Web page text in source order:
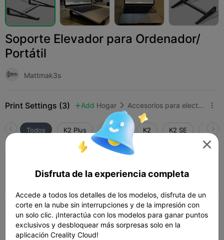
Soporte Elevador para Ordenador/
Portátil
Mattmak3s
Print Settings (3)  Add Hogar  Accesorios para electrodomésticos 
Todos K2 Plus K2 Pro K2 K2 SE
Autor  01h 04m  2 plates  42.74g
0.2mm layer, 2 walls, 15% infill
 03h 43m  2 plates  70.35g

Disfruta de la experiencia completa
Accede a todos los detalles de los modelos, disfruta de un
corte en la nube sin interrupciones y de la impresión con
un solo clic. ¡Interactúa con los modelos para ganar puntos
exclusivos y desbloquear más sorpresas solo en la
aplicación Creality Cloud!